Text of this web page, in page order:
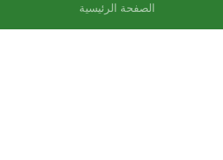
الصفحة الرئيسية